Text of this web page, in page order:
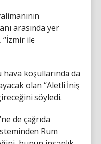
arasında yer
“İzmir ile
hava koşullarında da
olan “Aletli İniş
söyledi.
de çağrıda
Rum